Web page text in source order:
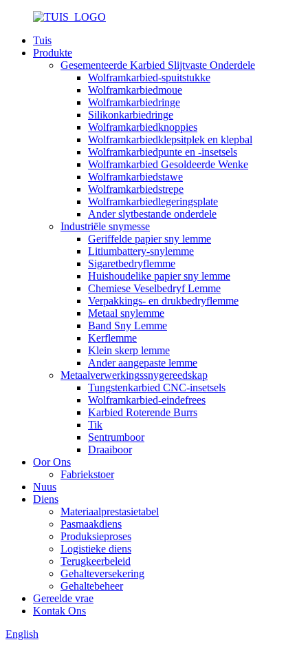
Tuis
Produkte
Gesementeerde Karbied Slijtvaste Onderdele
Wolframkarbied-spuitstukke
Wolframkarbiedmoue
Wolframkarbiedringe
Silikonkarbiedringe
Wolframkarbiedknoppies
Wolframkarbiedklepsitplek en klepbal
Wolframkarbiedpunte en -insetsels
Wolframkarbied Gesoldeerde Wenke
Wolframkarbiedstawe
Wolframkarbiedstrepe
Wolframkarbiedlegeringsplate
Ander slytbestande onderdele
Industriële snymesse
Geriffelde papier sny lemme
Litiumbattery-snylemme
Sigaretbedryflemme
Huishoudelike papier sny lemme
Chemiese Veselbedryf Lemme
Verpakkings- en drukbedryflemme
Metaal snylemme
Band Sny Lemme
Kerflemme
Klein skerp lemme
Ander aangepaste lemme
Metaalverwerkingssnygereedskap
Tungstenkarbied CNC-insetsels
Wolframkarbied-eindefrees
Karbied Roterende Burrs
Tik
Sentrumboor
Draaiboor
Oor Ons
Fabriekstoer
Nuus
Diens
Materiaalprestasietabel
Pasmaakdiens
Produksieproses
Logistieke diens
Terugkeerbeleid
Gehalteversekering
Gehaltebeheer
Gereelde vrae
Kontak Ons
English